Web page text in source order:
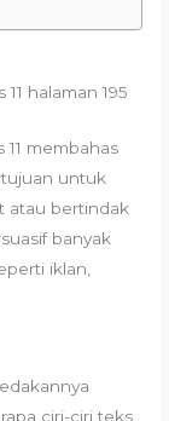
membahas
untuk
atau bertindak
banyak
iklan,
ciri-ciri teks